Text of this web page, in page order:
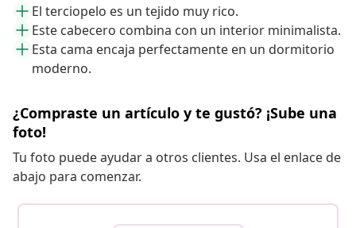
El terciopelo es un tejido muy rico.
Este cabecero combina con un interior minimalista.
Esta cama encaja perfectamente en un dormitorio
moderno.
¿Compraste un artículo y te gustó? ¡Sube una
foto!
Tu foto puede ayudar a otros clientes. Usa el enlace de
abajo para comenzar.